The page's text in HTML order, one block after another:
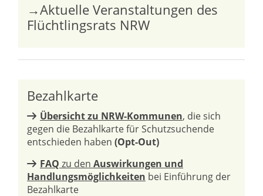
→Aktuelle Veranstaltungen des
Flüchtlingsrats NRW
Bezahlkarte
Übersicht zu NRW-Kommunen, die sich
gegen die Bezahlkarte für Schutzsuchende
entschieden haben (Opt-Out)
FAQ zu den Auswirkungen und
Handlungsmöglichkeiten bei Einführung der
Bezahlkarte